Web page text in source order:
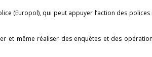
(Europol), qui peut appuyer l’action des
et même réaliser des enquêtes et des